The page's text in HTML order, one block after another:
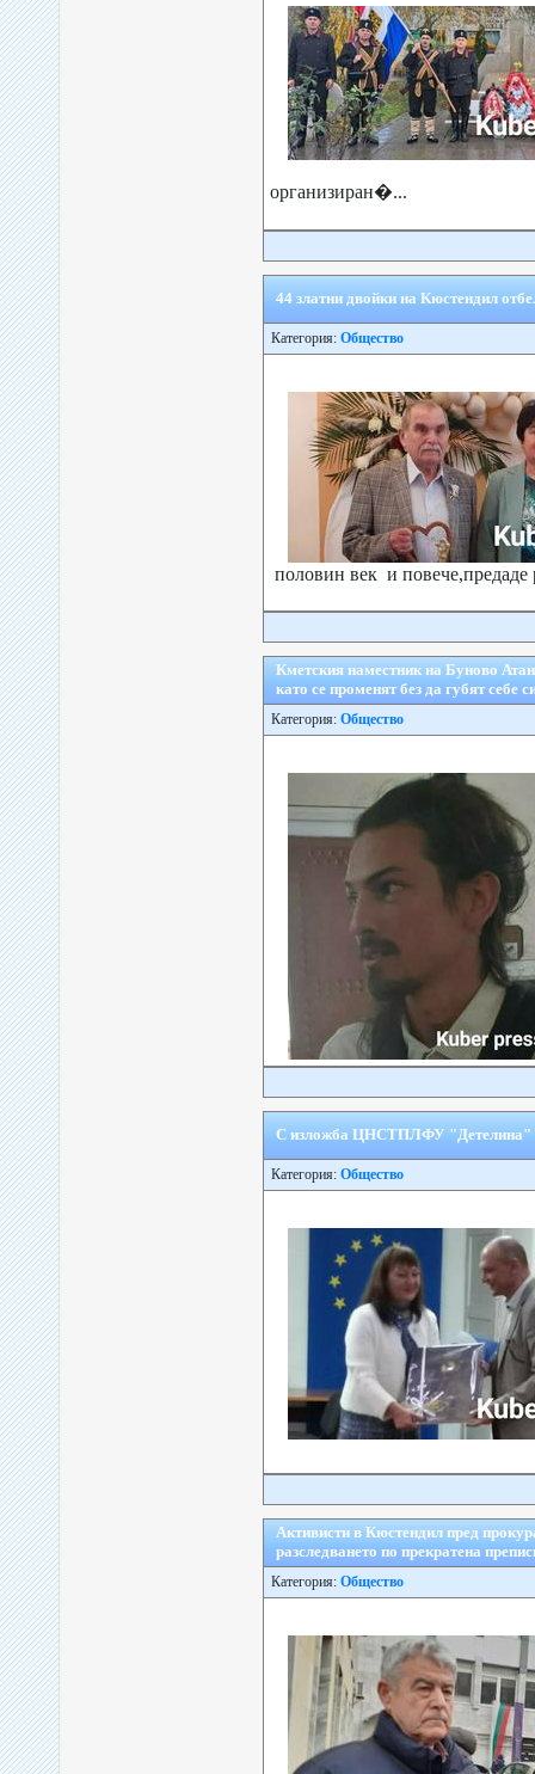
организиран�...
44 златни двойки на Кюстендил
Категория: Общество
половин век и повече,предаде
Кметския наместник на Буново
като се променят без да губят себе
Категория: Общество
С изложба ЦНСТПЛФУ "Детелина" –
Категория: Общество
Активисти в Кюстендил пред
разследването по прекратена
Категория: Общество